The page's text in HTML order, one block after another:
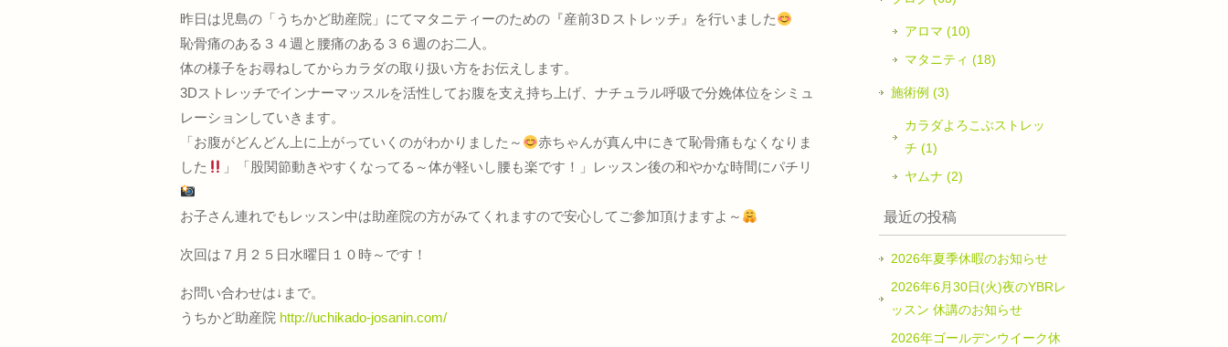
昨日は児島の「うちかど助産院」にてマタニティーのための『産前3Ｄストレッチ』を行いました
恥骨痛のある３４週と腰痛のある３６週のお二人。
体の様子をお尋ねしてからカラダの取り扱い方をお伝えします。
3Dストレッチでインナーマッスルを活性してお腹を支え持ち上げ、ナチュラル呼吸で分娩体位をシミュ
レーションしていきます。
「お腹がどんどん上に上がっていくのがわかりました～
赤ちゃんが真ん中にきて恥骨痛もなくなりま
した
」「股関節動きやすくなってる～体が軽いし腰も楽です！」レッスン後の和やかな時間にパチリ
お子さん連れでもレッスン中は助産院の方がみてくれますので安心してご参加頂けますよ～
次回は７月２５日水曜日１０時～です！
お問い合わせは↓まで。
うちかど助産院 http://uchikado-josanin.com/
アロマ (10)
マタニティ (18)
施術例 (3)
カラダよろこぶストレッ
チ (1)
ヤムナ (2)
最近の投稿
2026年夏季休暇のお知らせ
2026年6月30日(火)夜のYBRレ
ッスン 休講のお知らせ
2026年ゴールデンウイーク休